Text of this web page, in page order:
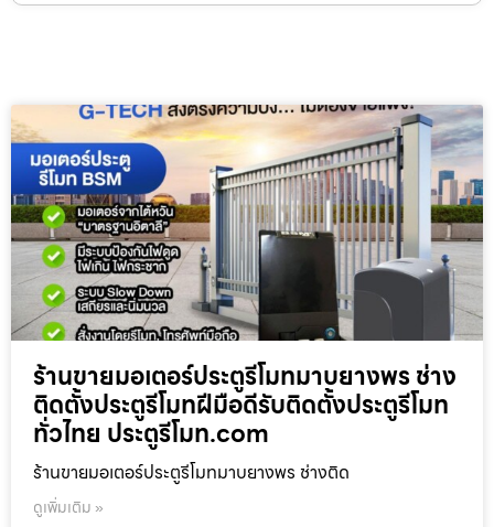
ร้านขายมอเตอร์ประตูรีโมทมาบยางพร ช่าง
ติดตั้งประตูรีโมทฝีมือดีรับติดตั้งประตูรีโมท
ทั่วไทย ประตูรีโมท.com
ร้านขายมอเตอร์ประตูรีโมทมาบยางพร ช่างติด
ดูเพิ่มเติม »